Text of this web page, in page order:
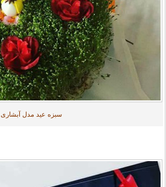
سبزه عید مدل آبشاری